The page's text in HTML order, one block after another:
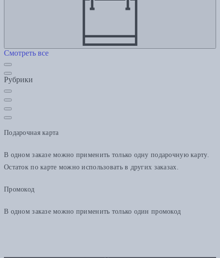
Смотреть все
Рубрики
Подарочная карта
В одном заказе можно применить только одну подарочную карту.
Остаток по карте можно использовать в других заказах.
Промокод
В одном заказе можно применить только один промокод